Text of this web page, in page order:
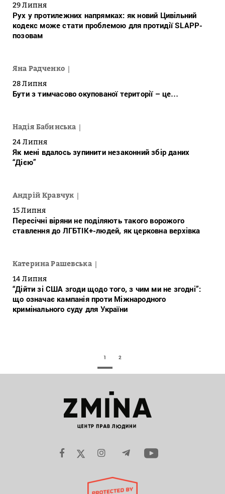
29 Липня
Рух у протилежних напрямках: як новий Цивільний
кодекс може стати проблемою для протидії SLAPP-
позовам
Яна Радченко
28 Липня
Бути з тимчасово окупованої території – це…
Надія Бабинська
24 Липня
Як мені вдалось зупинити незаконний збір даних
“Дією”
Андрій Кравчук
15 Липня
Пересічні віряни не поділяють такого ворожого
ставлення до ЛГБТІК+-людей, як церковна верхівка
Катерина Рашевська
14 Липня
“Дійти зі США згоди щодо того, з чим ми не згодні”:
що означає кампанія проти Міжнародного
кримінального суду для України
1 2